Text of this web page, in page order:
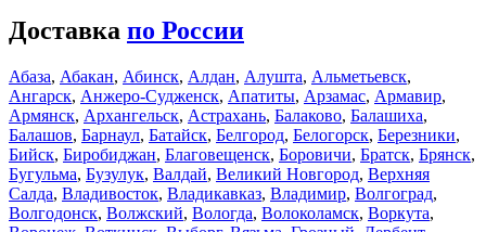
Доставка по России
Абаза, Абакан, Абинск, Алдан, Алушта, Альметьевск,
Ангарск, Анжеро-Судженск, Апатиты, Арзамас, Армавир,
Армянск, Архангельск, Астрахань, Балаково, Балашиха,
Балашов, Барнаул, Батайск, Белгород, Белогорск, Березники,
Бийск, Биробиджан, Благовещенск, Боровичи, Братск, Брянск,
Бугульма, Бузулук, Валдай, Великий Новгород, Верхняя
Салда, Владивосток, Владикавказ, Владимир, Волгоград,
Волгодонск, Волжский, Вологда, Волоколамск, Воркута,